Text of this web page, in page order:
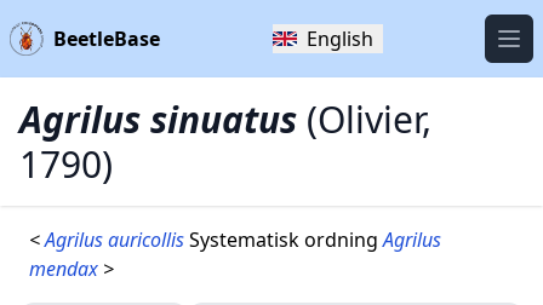
BeetleBase English
Agrilus sinuatus (Olivier,
1790)
<Agrilus auricollisSystematisk ordningAgrilus
mendax >